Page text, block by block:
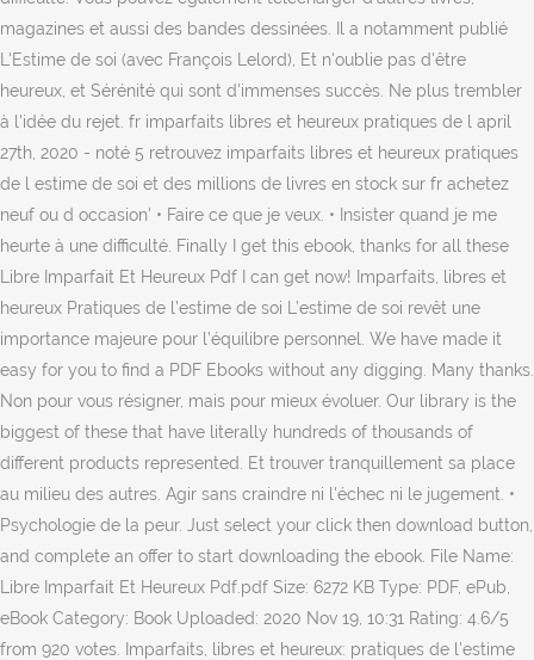
magazines et aussi des bandes dessinées. Il a notamment publié
L'Estime de soi (avec François Lelord), Et n'oublie pas d'être
heureux, et Sérénité qui sont d'immenses succès. Ne plus trembler
à l'idée du rejet. fr imparfaits libres et heureux pratiques de l april
27th, 2020 - noté 5 retrouvez imparfaits libres et heureux pratiques
de l estime de soi et des millions de livres en stock sur fr achetez
neuf ou d occasion' • Faire ce que je veux. • Insister quand je me
heurte à une difficulté. Finally I get this ebook, thanks for all these
Libre Imparfait Et Heureux Pdf I can get now! Imparfaits, libres et
heureux Pratiques de l’estime de soi L’estime de soi revêt une
importance majeure pour l’équilibre personnel. We have made it
easy for you to find a PDF Ebooks without any digging. Many thanks.
Non pour vous résigner, mais pour mieux évoluer. Our library is the
biggest of these that have literally hundreds of thousands of
different products represented. Et trouver tranquillement sa place
au milieu des autres. Agir sans craindre ni l'échec ni le jugement. •
Psychologie de la peur. Just select your click then download button,
and complete an offer to start downloading the ebook. File Name:
Libre Imparfait Et Heureux Pdf.pdf Size: 6272 KB Type: PDF, ePub,
eBook Category: Book Uploaded: 2020 Nov 19, 10:31 Rating: 4.6/5
from 920 votes. Imparfaits, libres et heureux: pratiques de l'estime